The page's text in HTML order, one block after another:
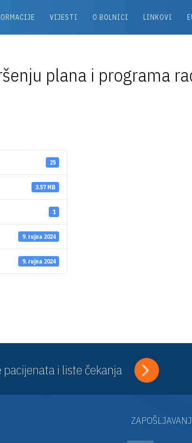
VIJESTI O BOLNICI LINKOVI
plana i programa
25
3.57 MB
1
9. rujna 2024
9. rujna 2024
i liste čekanja